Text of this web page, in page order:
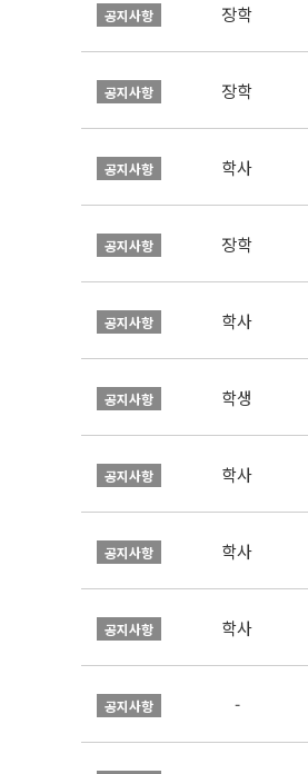
공지사항 장학
공지사항 장학
공지사항 학사
공지사항 장학
공지사항 학사
공지사항 학생
공지사항 학사
공지사항 학사
공지사항 학사
공지사항 -